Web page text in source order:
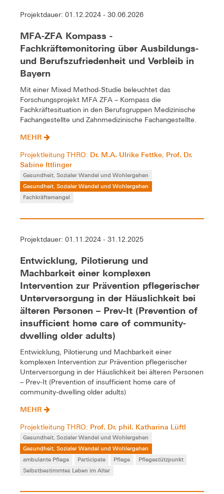
Projektdauer: 01.12.2024 - 30.06.2026
MFA-ZFA Kompass -
Fachkräftemonitoring über Ausbildungs-
und Berufszufriedenheit und Verbleib in
Bayern
Mit einer Mixed Method-Studie beleuchtet das
Forschungsprojekt MFA ZFA – Kompass die
Fachkräftesituation in den Berufsgruppen Medizinische
Fachangestellte und Zahnmedizinische Fachangestellte.
MEHR
Projektleitung THRO: Dr. M.A. Ulrike Fettke, Prof. Dr.
Sabine Ittlinger
Gesundheit, Sozialer Wandel und Wohlergehen
Gesundheit, Sozialer Wandel und Wohlergehen
Fachkräftemangel
Projektdauer: 01.11.2024 - 31.12.2025
Entwicklung, Pilotierung und
Machbarkeit einer komplexen
Intervention zur Prävention pflegerischer
Unterversorgung in der Häuslichkeit bei
älteren Personen – Prev-It (Prevention of
insufficient home care of community-
dwelling older adults)
Entwicklung, Pilotierung und Machbarkeit einer
komplexen Intervention zur Prävention pflegerischer
Unterversorgung in der Häuslichkeit bei älteren Personen
– Prev-It (Prevention of insufficient home care of
community-dwelling older adults)
MEHR
Projektleitung THRO: Prof. Dr. phil. Katharina Lüftl
Gesundheit, Sozialer Wandel und Wohlergehen
Gesundheit, Sozialer Wandel und Wohlergehen
ambulante Pflege
Participate Pflege
Pflegestützpunkt
Selbstbestimmtes Leben im Alter